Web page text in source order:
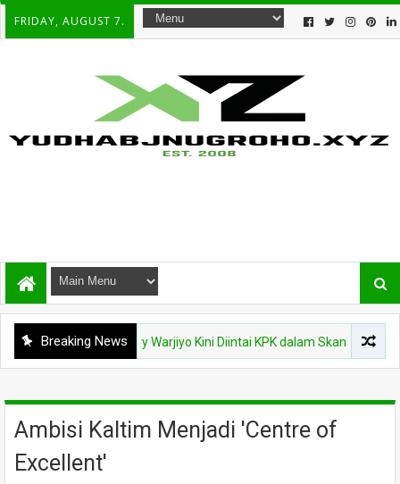
FRIDAY, AUGUST 7.
Breaking News
Perry Warjiyo Kini Diintai KPK dalam Skandal Dana CSR BI-
Ambisi Kaltim Menjadi 'Centre of
Excellent'